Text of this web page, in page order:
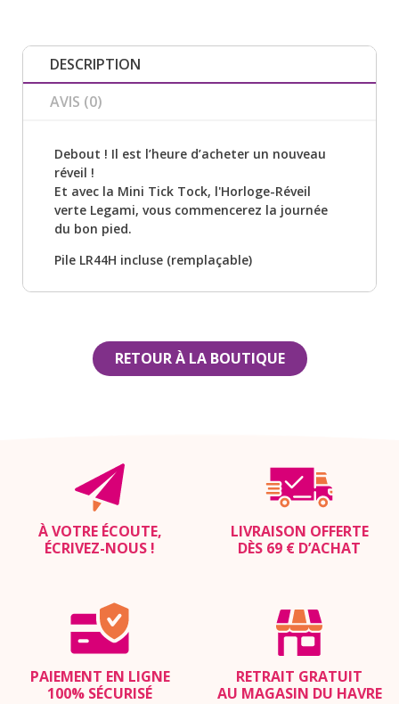
DESCRIPTION
AVIS (0)
Debout ! Il est l’heure d’acheter un nouveau
réveil !
Et avec la Mini Tick Tock, l'Horloge-Réveil
verte Legami, vous commencerez la journée
du bon pied.
Pile LR44H incluse (remplaçable)
RETOUR À LA BOUTIQUE
À VOTRE ÉCOUTE,
ÉCRIVEZ-NOUS !
LIVRAISON OFFERTE
DÈS 69 € D’ACHAT
PAIEMENT EN LIGNE
100% SÉCURISÉ
RETRAIT GRATUIT
AU MAGASIN DU HAVRE